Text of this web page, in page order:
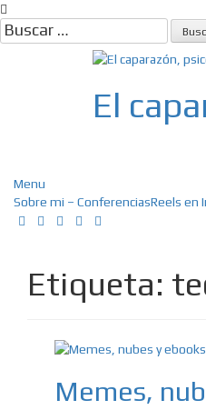
Skip
to
content
Buscar:
El
Menu
Sobre mi – ConferenciasReels en
Etiqueta:
Memes,